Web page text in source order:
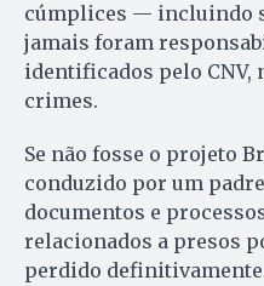
cúmplices — incluindo
jamais foram
identificados pelo
crimes.
Se não fosse o projeto
conduzido por um
documentos e
relacionados a presos
perdido